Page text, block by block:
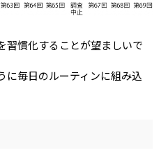
習慣化することが望ましいで
に毎日のルーティンに組み込